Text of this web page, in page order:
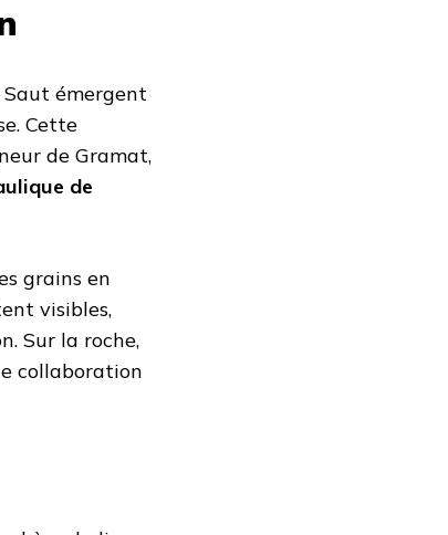
émergent
Cette
de Gramat,
de
grains en
visibles,
Sur la roche,
collaboration